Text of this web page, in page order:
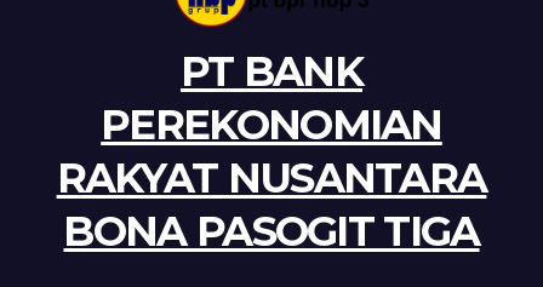
PT BANK
PEREKONOMIAN
RAKYAT NUSANTARA
BONA PASOGIT TIGA